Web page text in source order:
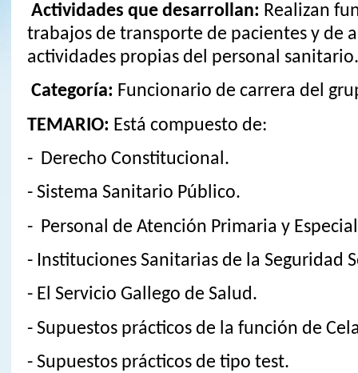
Actividades que desarrollan: Realizan
trabajos de transporte de pacientes y de
actividades propias del personal sanitario.
Categoría: Funcionario de carrera del
TEMARIO: Está compuesto de:
- Derecho Constitucional.
- Sistema Sanitario Público.
- Personal de Atención Primaria y
- Instituciones Sanitarias de la Seguridad
- El Servicio Gallego de Salud.
- Supuestos prácticos de la función de
- Supuestos prácticos de tipo test.